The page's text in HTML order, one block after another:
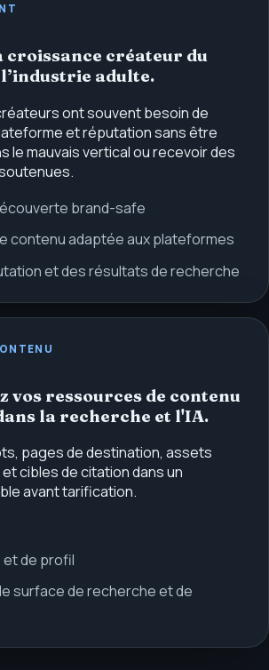
croissance créateur du
adulte.
ont souvent besoin de
et réputation sans être
le mauvais vertical ou recevoir des
brand-safe
contenu adaptée aux plateformes
et des résultats de recherche
vos ressources de contenu
la recherche et l'IA.
pages de destination, assets
cibles de citation dans un
avant tarification.
de profil
surface de recherche et de